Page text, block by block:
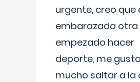
urgente, creo que
embarazada otra
empezado hacer
deporte, me gusta
mucho saltar a la